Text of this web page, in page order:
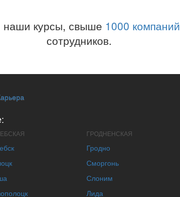
наши курсы, свыше 1000 компаний
сотрудников.
ГРОДНЕНСКАЯ
Гродно
Сморгонь
Слоним
Лида